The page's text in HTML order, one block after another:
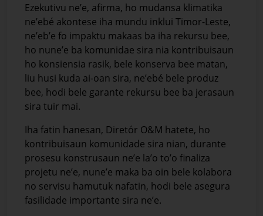
Ezekutivu ne’e, afirma, ho mudansa klimatika
ne’ebé akontese iha mundu inklui Timor-Leste,
ne’eb’e fo impaktu makaas ba iha rekursu bee,
ho nune’e ba komunidae sira nia kontribuisaun
ho konsiensia rasik, bele konserva bee matan,
liu husi kuda ai-oan sira, ne’ebé bele produz
bee, hodi bele garante rekursu bee ba jerasaun
sira tuir mai.
Iha fatin hanesan, Diretór O&M hatete, ho
kontribuisaun komunidade sira nian, durante
prosesu konstrusaun ne’e la’o to’o finaliza
projetu ne’e, nune’e maka ba oin bele kolabora
no servisu hamutuk nafatin, hodi bele asegura
fasilidade importante sira ne’e.